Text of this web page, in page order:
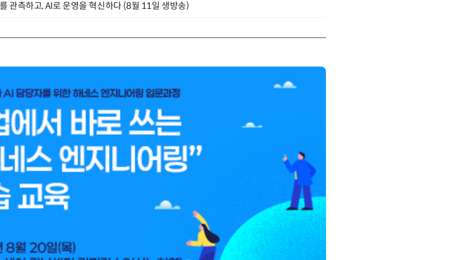
관측하고, AI로 운영을 혁신하다 (8월 11일 생방송)